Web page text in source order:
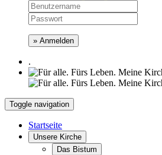
» Anmelden
.
Toggle navigation
Startseite
Unsere Kirche
Das Bistum